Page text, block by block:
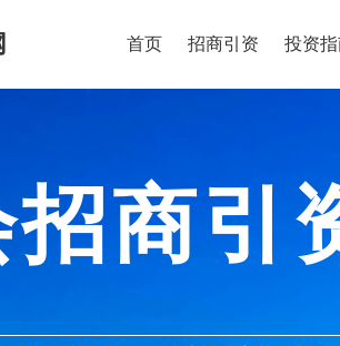
首页 招商引资 投资
招商引